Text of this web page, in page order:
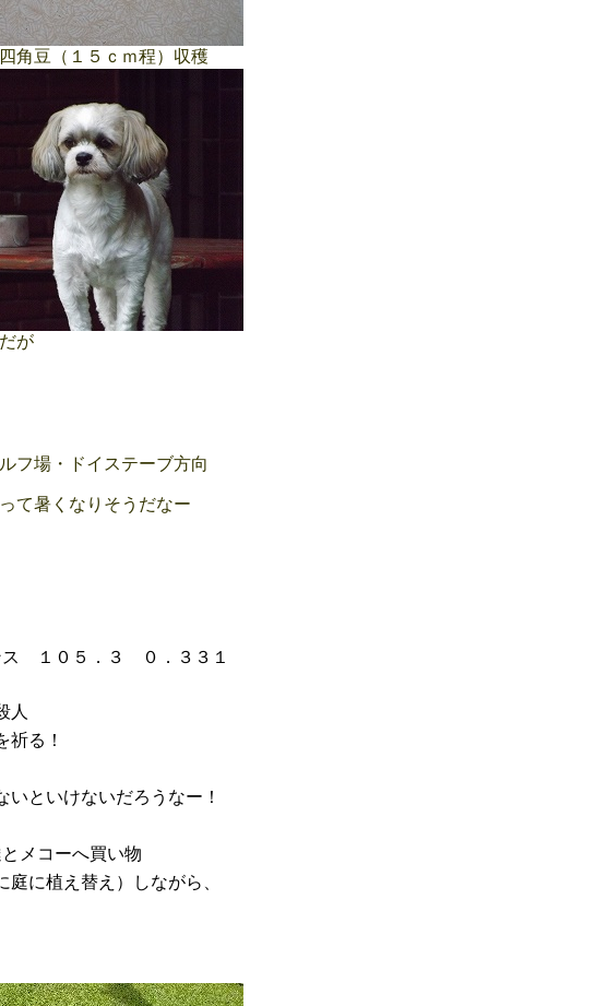
角豆（１５ｃｍ程）収穫
が
フ場・ドイステーブ方向
て暑くなりそうだなー
ス １０５．３ ０．３３１
人
る！
といけないだろうなー！
メコーへ買い物
に植え替え）しながら、